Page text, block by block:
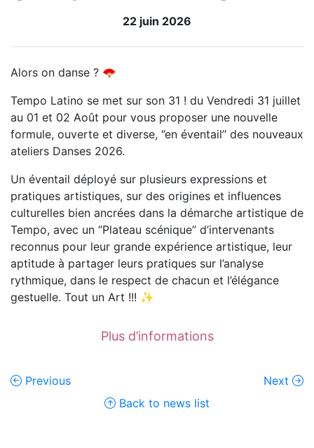
22 juin 2026
Alors on danse ? 🪭
Tempo Latino se met sur son 31 ! du Vendredi 31 juillet
au 01 et 02 Août pour vous proposer une nouvelle
formule, ouverte et diverse, ‘’en éventail’’ des nouveaux
ateliers Danses 2026.
Un éventail déployé sur plusieurs expressions et
pratiques artistiques, sur des origines et influences
culturelles bien ancrées dans la démarche artistique de
Tempo, avec un ‘’Plateau scénique’’ d’intervenants
reconnus pour leur grande expérience artistique, leur
aptitude à partager leurs pratiques sur l’analyse
rythmique, dans le respect de chacun et l’élégance
gestuelle. Tout un Art !!! ✨
Plus d’informations
Previous
Next
Back to news list